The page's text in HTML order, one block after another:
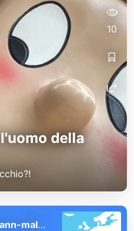
della
10
wir-zwei-sind-dann-mal-weg